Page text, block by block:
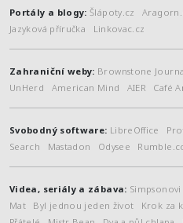
Portály a blogy:Šlápoty.cz
Jazyková příručka
Linkovac.cz
Zahraniční weby: Brownstone
UnHerd
American Mind AIER Café
Svobodný software: LibreOffice
Search
Mastadon Odysee
Videa, seriály a zábava: Simpsonovi
Mat
Byl jednou jeden život Krok za